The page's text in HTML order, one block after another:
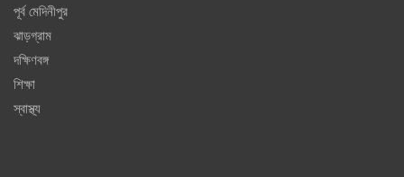
পূর্ব মেদিনীপুর
ঝাড়গ্রাম
দক্ষিণবঙ্গ
শিক্ষা
স্বাস্থ্য